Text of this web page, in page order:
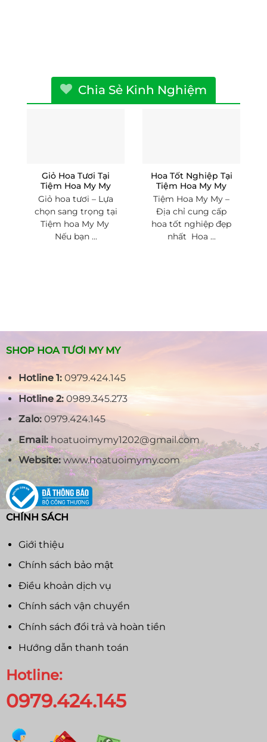
Chia Sẻ Kinh Nghiệm
Giỏ Hoa Tươi Tại
Tiệm Hoa My My
Giỏ hoa tươi – Lựa
chọn sang trọng tại
Tiệm hoa My My
Nếu bạn ...
Hoa Tốt Nghiệp Tại
Tiệm Hoa My My
Tiệm Hoa My My –
Địa chỉ cung cấp
hoa tốt nghiệp đẹp
nhất Hoa ...
SHOP HOA TƯƠI MY MY
Hotline 1:0979.424.145
Hotline 2:0989.345.273
Zalo:0979.424.145
Email:hoatuoimymy1202@gmail.com
Website:www.hoatuoimymy.com
CHÍNH SÁCH
Giới thiệu
Chính sách bảo mật
Điều khoản dịch vụ
Chính sách vận chuyển
Chính sách đổi trả và hoàn tiền
Hướng dẫn thanh toán
Hotline:
0979.424.145